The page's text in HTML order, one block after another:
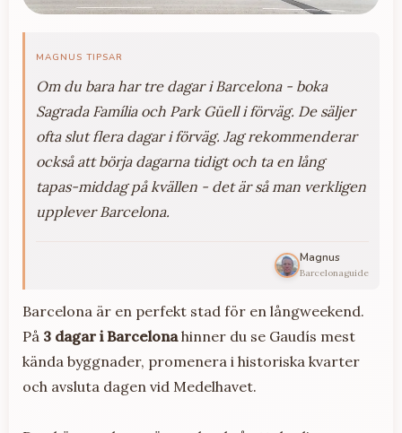
MAGNUS TIPSAR
Om du bara har tre dagar i Barcelona - boka
Sagrada Família och Park Güell i förväg. De säljer
ofta slut flera dagar i förväg. Jag rekommenderar
också att börja dagarna tidigt och ta en lång
tapas-middag på kvällen - det är så man verkligen
upplever Barcelona.
Magnus
Barcelonaguide
Barcelona är en perfekt stad för en långweekend.
På 3 dagar i Barcelonahinner du se Gaudís mest
kända byggnader, promenera i historiska kvarter
och avsluta dagen vid Medelhavet.